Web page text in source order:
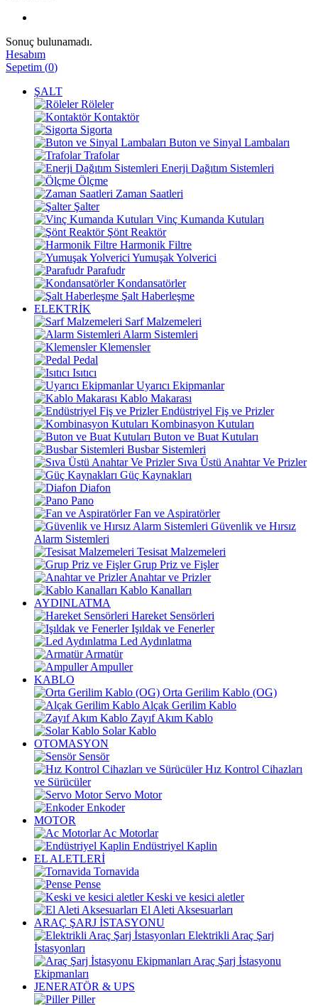
Sonuç bulunamadı.
Hesabım
Sepetim (0)
ŞALT
Röleler
Kontaktör
Sigorta
Buton ve Sinyal Lambaları
Trafolar
Enerji Dağıtım Sistemleri
Ölçme
Zaman Saatleri
Şalter
Vinç Kumanda Kutuları
Şönt Reaktör
Harmonik Filtre
Yumuşak Yolverici
Parafudr
Kondansatörler
Şalt Haberleşme
ELEKTRİK
Sarf Malzemeleri
Alarm Sistemleri
Klemensler
Pedal
Isıtıcı
Uyarıcı Ekipmanlar
Kablo Makarası
Endüstriyel Fiş ve Prizler
Kombinasyon Kutuları
Buton ve Buat Kutuları
Busbar Sistemleri
Sıva Üstü Anahtar Ve Prizler
Güç Kaynakları
Diafon
Pano
Fan ve Aspiratörler
Güvenlik ve Hırsız
Alarm Sistemleri
Tesisat Malzemeleri
Grup Priz ve Fişler
Anahtar ve Prizler
Kablo Kanalları
AYDINLATMA
Hareket Sensörleri
Işıldak ve Fenerler
Led Aydınlatma
Armatür
Ampuller
KABLO
Orta Gerilim Kablo (OG)
Alçak Gerilim Kablo
Zayıf Akım Kablo
Solar Kablo
OTOMASYON
Sensör
Hız Kontrol Cihazları
ve Sürücüler
Servo Motor
Enkoder
MOTOR
Ac Motorlar
Endüstriyel Kaplin
EL ALETLERİ
Tornavida
Pense
Keski ve kesici aletler
El Aleti Aksesuarları
ARAÇ ŞARJ İSTASYONU
Elektrikli Araç Şarj
İstasyonları
Araç Şarj İstasyonu
Ekipmanları
JENERATÖR & UPS
Piller